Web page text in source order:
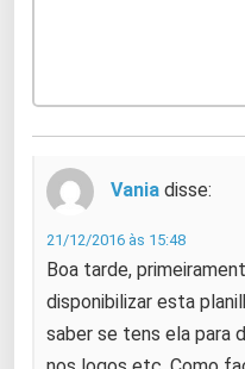
Vania disse:
21/12/2016 às 15:48
Boa tarde,
disponibilizar esta
saber se tens ela para